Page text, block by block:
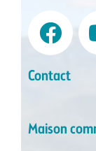
Contact
Maison